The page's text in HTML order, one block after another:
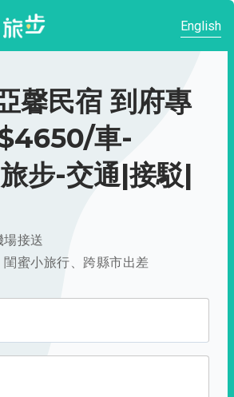
English
馨民宿 到府專
車-
步-交通|接駁|
接送
閨蜜小旅行、跨縣市出差